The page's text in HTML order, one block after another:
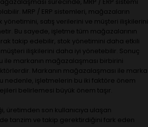
MRP / ERP sistemleri, mağazaların
satış verilerini ve müşteri ilişkilerini
Bu sayede, işletme tüm mağazalarının
takip edebilir, stok yönetimini daha etkili
ilişkilerini daha iyi yönetebilir. Sonuç
ile markanın mağazalaşması birbirini
Markanın mağazalaşması ile marka
nedenle, işletmelerin bu iki faktöre önem
belirlemesi büyük önem taşır.
üretimden son kullanıcıya ulaşan
tanzim ve takip gerektirdiğini fark eden